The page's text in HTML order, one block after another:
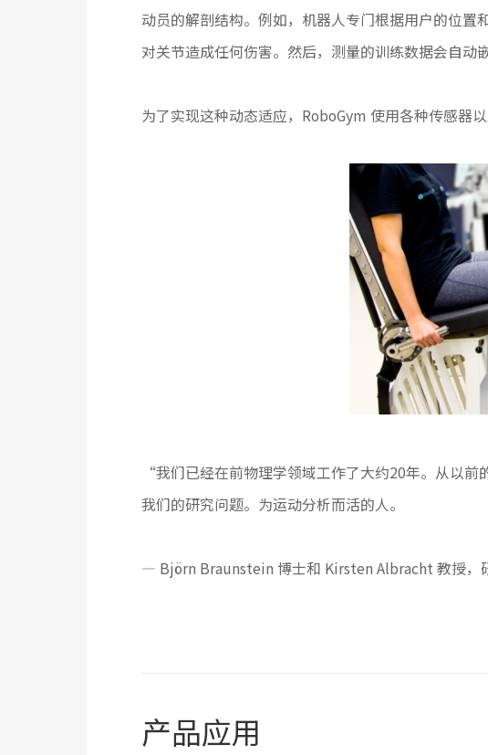
动员的解剖结构。例如，机器人专门根据用户的位
对关节造成任何伤害。然后，测量的训练数据会自动
为了实现这种动态适应，RoboGym 使用各种传感器
“我们已经在前物理学领域工作了大约20年。从以
我们的研究问题。为运动分析而活的人。
— Björn Braunstein 博士和 Kirsten Albracht 教授，
产品应用